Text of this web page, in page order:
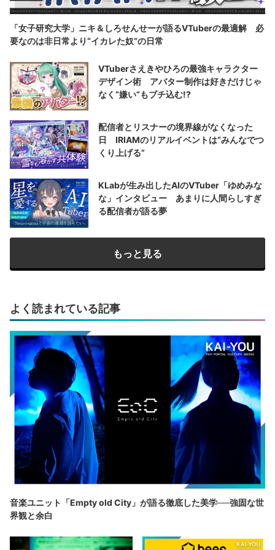
「女子研究大学」ニキ＆しろせんせーが語るVTuberの最適解 必
要なのは非日常より“イカレた奴”の日常
VTuberさえきやひろの最強キャラクター
デザイン術 アバター制作は好きだけじゃ
なく“嫌い”もブチ込む!?
配信者とリスナーの境界線がなくなった
日 IRIAMのリアルイベントは“みんなでつ
くり上げる”
KLabが生み出したAIのVTuber「ゆめみな
な」インタビュー あまりに人間らしすぎ
る配信者が語る夢
もっと見る
よく読まれている記事
音楽ユニット「Empty old City」が語る徹底した美学──強固な世
界観と余白